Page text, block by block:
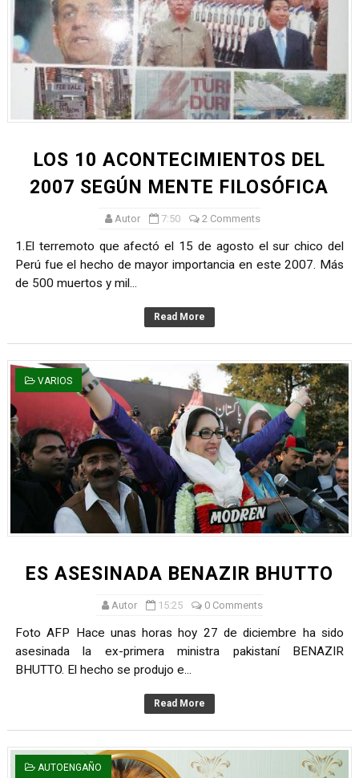
LA RIQUEZA MENTAL Y SU CORRELACIÓN CON EL
DIFERENCIAS ENTRE EL PENSAMIENTO ORIENTAL Y
ESTRATEGIAS PARA AGILIZAR EL APRENDIZAJE
FUNCIÓN DEL ECOMUSEO
¿CÓMO FUNCIONA LA MENTE INCONSCIENTE?
¿CÓMO SE MANIPULA LA MENTE DE LAS PERSONAS?
¿CÓMO ALCANZAR LA VERDADERA PAZ?
¿CÓMO FUNCIONA LA MENTE DE UN GENIO?
¿QUÉ TAN PODEROSA ES LA MENTE?
QUÉ ES LA CIENCIA DE LA VENTA
IMPORTANCIA DEL EQUILIBRIO ENTRE CUERPO Y MENTE
AVANCES IMPORTANTES EN LA CIENCIA DENTRO DEL
RELAJAR LA MENTE CON MEDITACION
AVANCES DE LA FÍSICA CONTEMPORÉANEA
LOS 10 PENSADORES MÁS INFLUYENTES DE LA
LOS 10 ACONTECIMIENTOS DEL
2007 SEGÚN MENTE FILOSÓFICA
Autor 7:50 2 Comments
1.El terremoto que afectó el 15 de agosto el sur chico del
Perú fue el hecho de mayor importancia en este 2007. Más
de 500 muertos y mil...
Read More
VARIOS
ES ASESINADA BENAZIR BHUTTO
Autor 15:25 0 Comments
Foto AFP Hace unas horas hoy 27 de diciembre ha sido
asesinada la ex-primera ministra pakistaní BENAZIR
BHUTTO. El hecho se produjo e...
Read More
AUTOENGAÑO